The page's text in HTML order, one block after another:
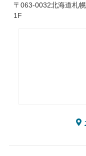
〒063-0032北海道札
1F